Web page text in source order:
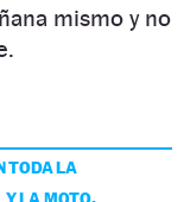
mismo y no
TODA LA